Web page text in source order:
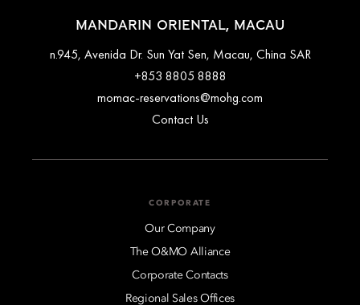
MANDARIN ORIENTAL, MACAU
n.945, Avenida Dr. Sun Yat Sen, Macau, China SAR
+853 8805 8888
momac-reservations@mohg.com
Contact Us
CORPORATE
Our Company
The O&MO Alliance
Corporate Contacts
Regional Sales Offices